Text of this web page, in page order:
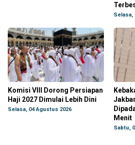
Selasa,
Komisi VIII Dorong Persiapan
Haji 2027 Dimulai Lebih Dini
Selasa, 04 Agustus 2026
Menit
Sabtu,